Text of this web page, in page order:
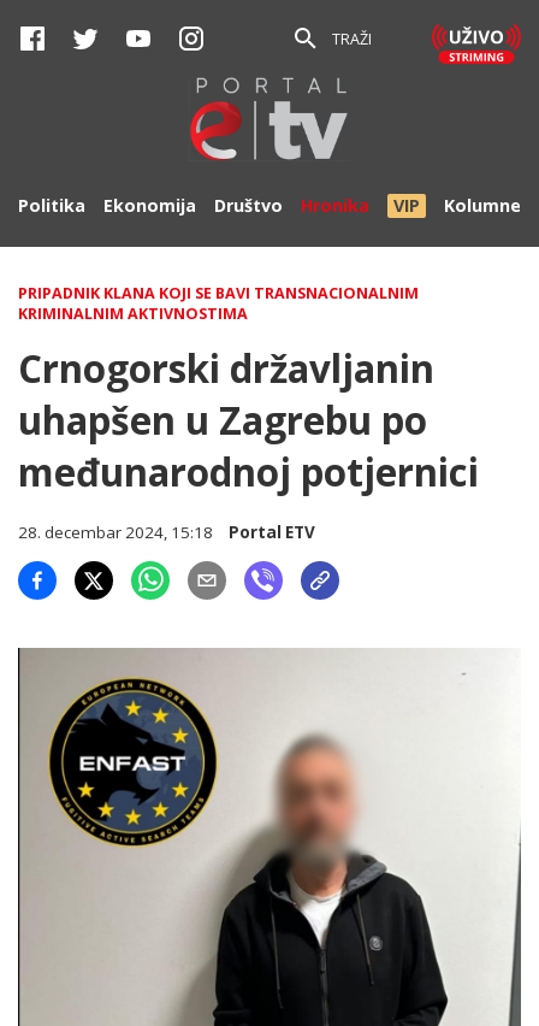
TRAŽI
Politika Ekonomija Društvo Hronika VIP Kolumne
PRIPADNIK KLANA KOJI SE BAVI TRANSNACIONALNIM
KRIMINALNIM AKTIVNOSTIMA
Crnogorski državljanin
uhapšen u Zagrebu po
međunarodnoj potjernici
28. decembar 2024, 15:18 Portal ETV